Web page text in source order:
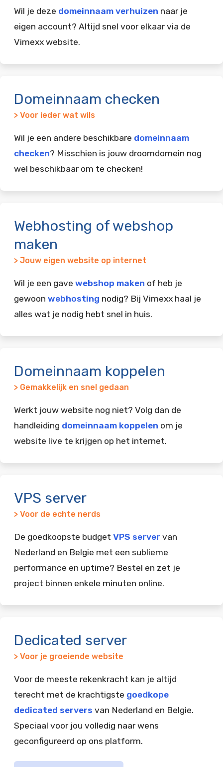
Wil je deze domeinnaam verhuizen naar je
eigen account? Altijd snel voor elkaar via de
Vimexx website.
Domeinnaam checken
> Voor ieder wat wils
Wil je een andere beschikbare domeinnaam
checken? Misschien is jouw droomdomein nog
wel beschikbaar om te checken!
Webhosting of webshop
maken
> Jouw eigen website op internet
Wil je een gave webshop maken of heb je
gewoon webhosting nodig? Bij Vimexx haal je
alles wat je nodig hebt snel in huis.
Domeinnaam koppelen
> Gemakkelijk en snel gedaan
Werkt jouw website nog niet? Volg dan de
handleiding domeinnaam koppelen om je
website live te krijgen op het internet.
VPS server
> Voor de echte nerds
De goedkoopste budget VPS server van
Nederland en Belgie met een sublieme
performance en uptime? Bestel en zet je
project binnen enkele minuten online.
Dedicated server
> Voor je groeiende website
Voor de meeste rekenkracht kan je altijd
terecht met de krachtigste goedkope
dedicated servers van Nederland en Belgie.
Speciaal voor jou volledig naar wens
geconfigureerd op ons platform.